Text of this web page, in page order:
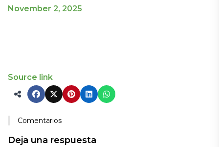
November 2, 2025
Source link
Comentarios
Deja una respuesta